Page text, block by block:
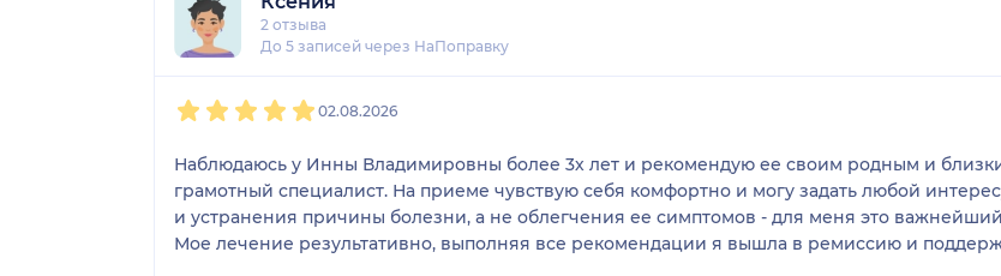
2 отзыва
До 5 записей через НаПоправку
02.08.2026
Наблюдаюсь у Инны Владимировны более 3х лет и рекомендую ее своим родным и
грамотный специалист. На приеме чувствую себя комфортно и могу задать любой
и устранения причины болезни, а не облегчения ее симптомов - для меня это
Мое лечение результативно, выполняя все рекомендации я вышла в ремиссию и